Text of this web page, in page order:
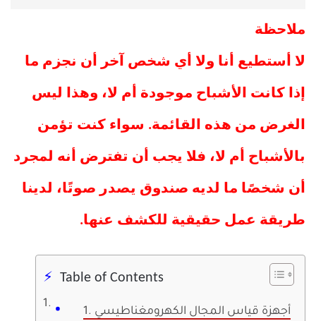
ملاحظة
لا أستطيع أنا ولا أي شخص آخر أن نجزم ما
إذا كانت الأشباح موجودة أم لا، وهذا ليس
الغرض من هذه القائمة. سواء كنت تؤمن
بالأشباح أم لا، فلا يجب أن تفترض أنه لمجرد
أن شخصًا ما لديه صندوق يصدر صوتًا، لدينا
طريقة عمل حقيقية للكشف عنها.
Table of Contents
1. أجهزة قياس المجال الكهرومغناطيسي